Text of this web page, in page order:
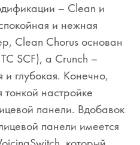
– Clean и
и нежная
Clean Chorus основан
SCF), а Crunch –
и глубокая. Конечно,
настройке
панели. Вдобавок
панели имеется